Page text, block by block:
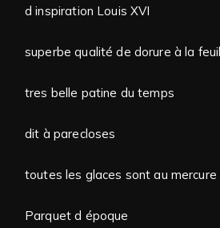
d inspiration Louis XVI
superbe qualité de dorure à la
tres belle patine du temps
dit à parecloses
toutes les glaces sont au
Parquet d époque